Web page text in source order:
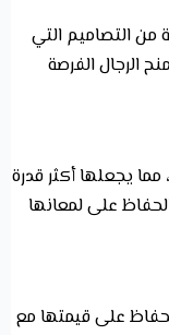
التصاميم التي
الرجال الفرصة
يجعلها أكثر قدرة
على لمعانها
على قيمتها مع